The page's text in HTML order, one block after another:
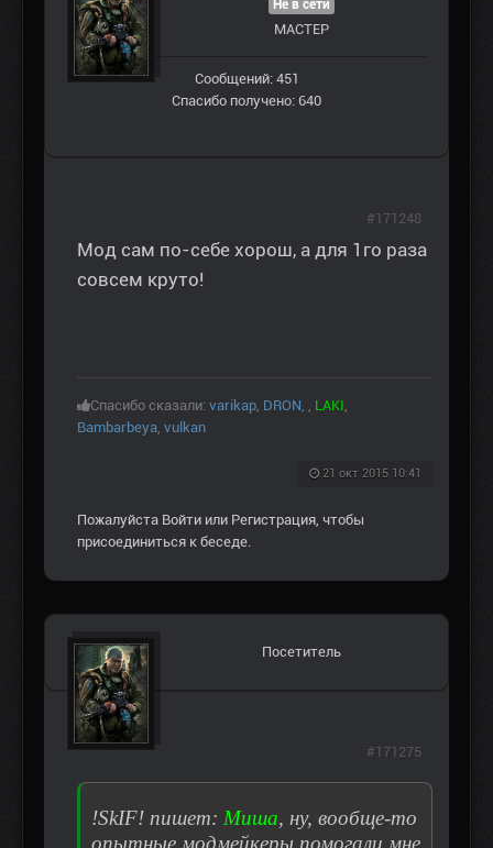
Не в сети
МАСТЕР
Сообщений: 451
Спасибо получено: 640
Мод сам по-себе хорош, а для 1го раза
совсем круто!
Спасибо сказали: varikap, DRON, , LAKI,
Bambarbeya, vulkan
21 окт 2015 10:41
#171248
Пожалуйста Войти или Регистрация, чтобы
присоединиться к беседе.
Посетитель
!SkIF! пишет: Миша, ну, вообще-то
#171275